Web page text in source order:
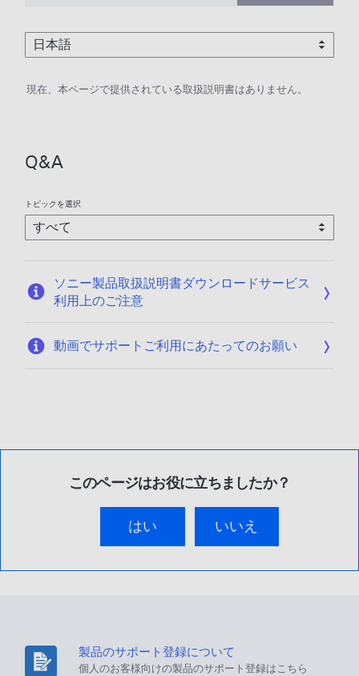
現在、本ページで提供されている取扱説明書はありません。
Q&A
トピックを選択
ソニー製品取扱説明書ダウンロードサービス
利用上のご注意
動画でサポートご利用にあたってのお願い
このページはお役に立ちましたか？
はい いいえ
製品のサポート登録について
個人のお客様向けの製品のサポート登録はこちら